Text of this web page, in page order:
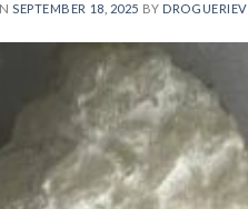
SEPTEMBER 18, 2025 BY